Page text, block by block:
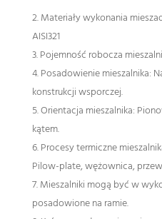
Materiały wykonania
AISI321
Pojemność robocza
Posadowienie mieszalnika:
konstrukcji wsporczej.
Orientacja mieszalnika:
kątem.
Procesy termiczne
Pilow-plate, wężownica,
Mieszalniki mogą być w
posadowione na ramie.